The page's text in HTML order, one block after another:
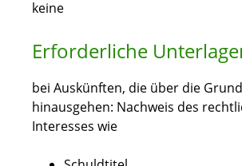
keine
Erforderliche
bei Auskünften, die über die
hinausgehen: Nachweis des
Interesses wie